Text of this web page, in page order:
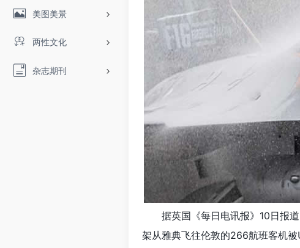
美图美景
两性文化
杂志期刊
据英国《每日电讯报》10日报
架从雅典飞往伦敦的266航班客机